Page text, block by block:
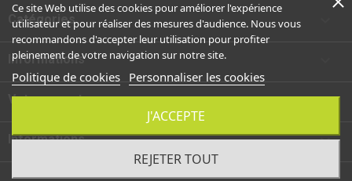
Catégories
Informations
Votre compte 
Informations keyboard_arrow_down
Ce site Web utilise des cookies pour améliorer l'expérience
utilisateur et pour réaliser des mesures d'audience. Nous vous
recommandons d'accepter leur utilisation pour profiter
pleinement de votre navigation sur notre site.
Politique de cookies Personnaliser les cookies
REJETER TOUT
J'ACCEPTE